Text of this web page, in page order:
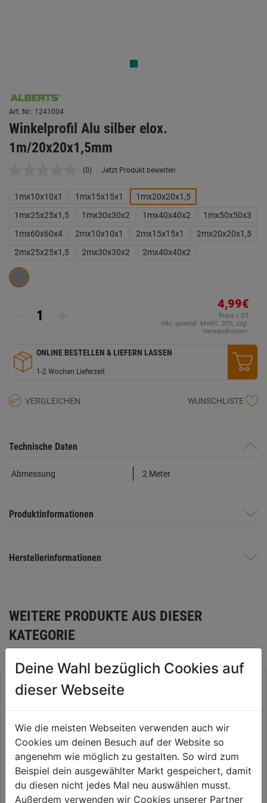
Art. Nr.: 1241004
Winkelprofil Alu silber elox.
1m/20x20x1,5mm
Kein
Link
auf
derselben
Seite.
(0) Jetzt Produkt bewerten
1mx10x10x1 1mx15x15x1
1mx20x20x1,5
1mx25x25x1,5
1mx30x30x2 1mx40x40x2
1mx50x50x3
1mx60x60x4
2mx10x10x1 2mx15x15x1
2mx20x20x1,5
2mx25x25x1,5
2mx30x30x2 2mx40x40x2
4,99€
Preis / ST
inkl. gesetzl. MwSt. 20%, zzgl.
Versandkosten.
ONLINE BESTELLEN & LIEFERN LASSEN
1-2 Wochen Lieferzeit
VERGLEICHEN WUNSCHLISTE
Technische Daten
Abmessung 2 Meter
Produktinformationen
Herstellerinformationen
WEITERE PRODUKTE AUS DIESER
KATEGORIE
Deine Wahl bezüglich Cookies auf
dieser Webseite
Wie die meisten Webseiten verwenden auch wir
Cookies um deinen Besuch auf der Website so
angenehm wie möglich zu gestalten. So wird zum
Beispiel dein ausgewählter Markt gespeichert, damit
du diesen nicht jedes Mal neu auswählen musst.
Außerdem verwenden wir Cookies unserer Partner